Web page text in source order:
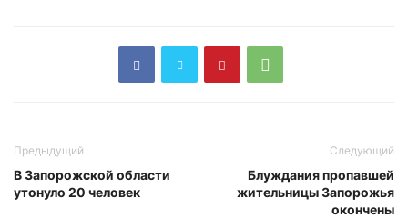
Предыдущий
В Запорожской области
утонуло 20 человек
Следующий
Блуждания пропавшей
жительницы Запорожья
окончены